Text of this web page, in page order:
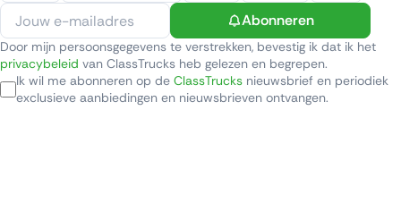
Abonneren
Door mijn persoonsgegevens te verstrekken, bevestig ik dat ik het
privacybeleid van ClassTrucks heb gelezen en begrepen.
Ik wil me abonneren op de ClassTrucks nieuwsbrief en periodiek
exclusieve aanbiedingen en nieuwsbrieven ontvangen.